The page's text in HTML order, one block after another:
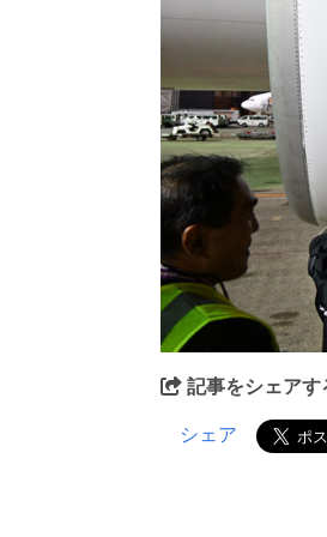
記事をシェアす
シェア